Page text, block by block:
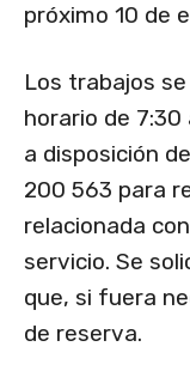
próximo 10 de
Los trabajos
horario de 7:30
a disposición
200 563 para
relacionada
servicio. Se
que, si fuera
de reserva.